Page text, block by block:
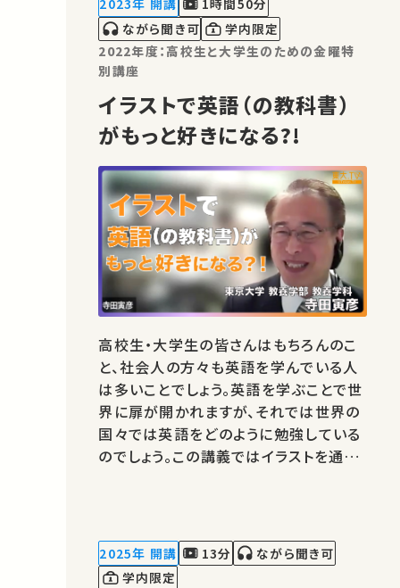
2023年 開講
1時間50分
ながら聞き可
学内限定
2022年度：高校生と大学生のための金曜特
別講座
イラストで英語（の教科書）
がもっと好きになる?!
高校生・大学生の皆さんはもちろんのこ
と、社会人の方々も英語を学んでいる人
は多いことでしょう。英語を学ぶことで世
界に扉が開かれますが、それでは世界の
国々では英語をどのように勉強している
のでしょう。この講義ではイラストを通じ
講座 ★あなたのシェアが、ほかの誰か
の学びに繋がるかもしれません…
2025年 開講 13分
ながら聞き可
学内限定